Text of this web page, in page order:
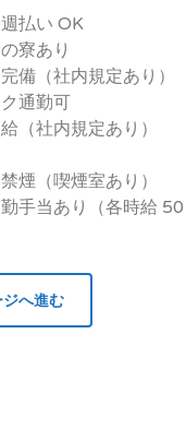
払い OK
寮あり
備（社内規定あり）
通勤可
（社内規定あり）
煙（喫煙室あり）
手当あり（各時給